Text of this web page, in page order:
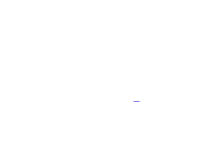
в Новосибирске. Основанная в 1956
первым музыкальным высшим учебным
С 1957 года она носит имя Михаила Ивановича